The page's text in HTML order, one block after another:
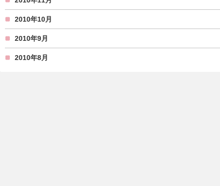
2010年10月
2010年9月
2010年8月